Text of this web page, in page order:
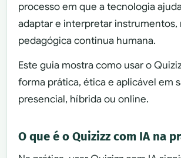
processo em que a tecnologia
adaptar e interpretar instrumentos,
pedagógica continua humana.
Este guia mostra como usar o
forma prática, ética e aplicável em
presencial, híbrida ou online.
O que é o Quizizz com IA na